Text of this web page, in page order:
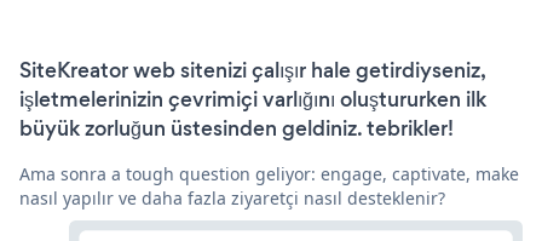
SiteKreator web sitenizi çalışır hale getirdiyseniz,
işletmelerinizin çevrimiçi varlığını oluştururken ilk
büyük zorluğun üstesinden geldiniz. tebrikler!
Ama sonra a tough question geliyor: engage, captivate, make
nasıl yapılır ve daha fazla ziyaretçi nasıl desteklenir?